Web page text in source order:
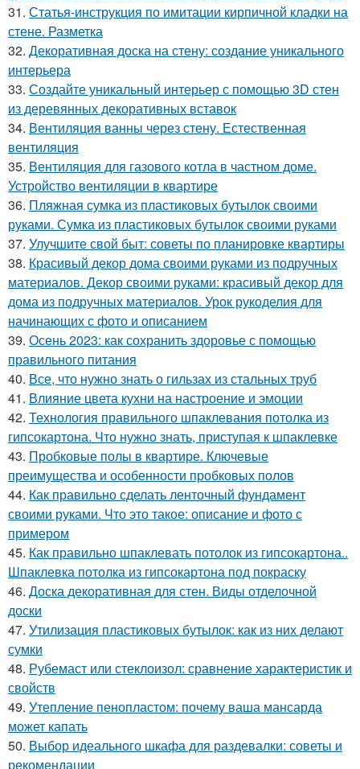
31. Статья-инструкция по имитации кирпичной кладки на
стене. Разметка
32. Декоративная доска на стену: создание уникального
интерьера
33. Создайте уникальный интерьер с помощью 3D стен
из деревянных декоративных вставок
34. Вентиляция ванны через стену. Естественная
вентиляция
35. Вентиляция для газового котла в частном доме.
Устройство вентиляции в квартире
36. Пляжная сумка из пластиковых бутылок своими
руками. Сумка из пластиковых бутылок своими руками
37. Улучшите свой быт: советы по планировке квартиры
38. Красивый декор дома своими руками из подручных
материалов. Декор своими руками: красивый декор для
дома из подручных материалов. Урок рукоделия для
начинающих с фото и описанием
39. Осень 2023: как сохранить здоровье с помощью
правильного питания
40. Все, что нужно знать о гильзах из стальных труб
41. Влияние цвета кухни на настроение и эмоции
42. Технология правильного шпаклевания потолка из
гипсокартона. Что нужно знать, приступая к шпаклевке
43. Пробковые полы в квартире. Ключевые
преимущества и особенности пробковых полов
44. Как правильно сделать ленточный фундамент
своими руками. Что это такое: описание и фото с
примером
45. Как правильно шпаклевать потолок из гипсокартона..
Шпаклевка потолка из гипсокартона под покраску
46. Доска декоративная для стен. Виды отделочной
доски
47. Утилизация пластиковых бутылок: как из них делают
сумки
48. Рубемаст или стеклоизол: сравнение характеристик и
свойств
49. Утепление пенопластом: почему ваша мансарда
может капать
50. Выбор идеального шкафа для раздевалки: советы и
рекомендации